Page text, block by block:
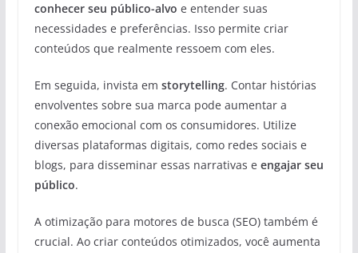
conhecer seu público-alvo e entender suas
necessidades e preferências. Isso permite criar
conteúdos que realmente ressoem com eles.
Em seguida, invista em storytelling. Contar histórias
envolventes sobre sua marca pode aumentar a
conexão emocional com os consumidores. Utilize
diversas plataformas digitais, como redes sociais e
blogs, para disseminar essas narrativas e engajar seu
público.
A otimização para motores de busca (SEO) também é
crucial. Ao criar conteúdos otimizados, você aumenta